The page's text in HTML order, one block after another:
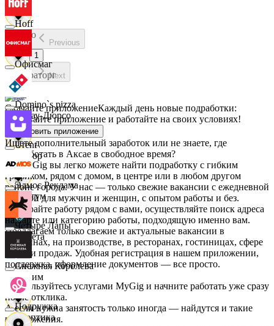
demo
Мираторг
Абрау-Дюрсо
Авиор
Альтум
Аркета
Архим
Асептика
Hoff
Офисмаг
Domino`s pizza
Urent
Эдмос Реклама
Четыре Лапы
Снежная Королева
Подружка
Previous
1
Next
Скачайте приложениеКаждый день новые подработки:
скачивайте приложение и работайте на своих условиях!
Установить приложение
Ищете дополнительный заработок или не знаете, где
подработать в Аксае в свободное время?
На MyGig вы легко можете найти подработку с гибким
графиком, рядом с домом, в центре или в любом другом
районе города. У нас — только свежие вакансии с ежедневной
оплатой для мужчин и женщин, с опытом работы и без.
Выбирайте работу рядом с вами, осуществляйте поиск адреса
на карте или категорию работы, подходящую именно вам.
Предлагаем только свежие и актуальные вакансии в
магазинах, на производстве, в ресторанах, гостиницах, сфере
услуг и продаж. Удобная регистрация в нашем приложении,
поддержка, оформление документов — все просто.
Воспользуйтесь услугами MyGig и начните работать уже сразу
после отклика.
А если нужна занятость только иногда — найдутся и такие
предложения.